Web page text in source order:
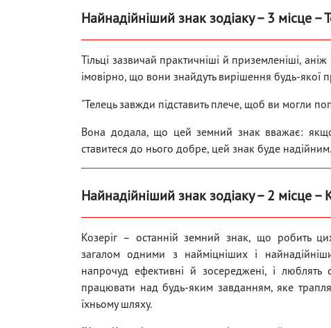
Найнадійніший знак зодіаку – 3 місце –
Тільці зазвичай практичніші й приземленіші,
імовірно, що вони знайдуть вирішення будь-
"Телець завжди підставить плече, щоб ви могли
Вона додала, що цей земний знак вважає:
ставитеся до нього добре, цей знак буде надійним.
Найнадійніший знак зодіаку – 2 місце –
Козеріг – останній земний знак, що робить
загалом одними з найміцніших і
напрочуд ефективні й зосереджені, і люблять
працювати над будь-яким завданням, яке
їхньому шляху.